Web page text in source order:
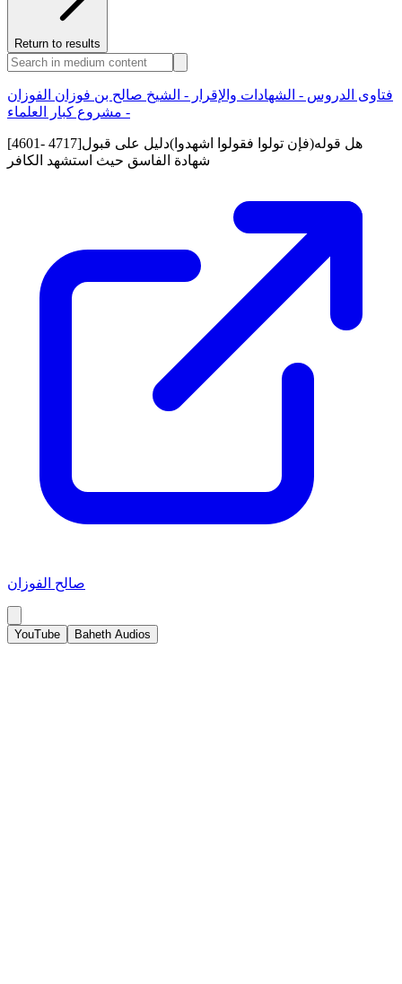
Return to results
فتاوى الدروس - الشهادات والإقرار - الشيخ صالح بن فوزان الفوزان
- مشروع كبار العلماء
[4601- 4717]هل قوله(فإن تولوا فقولوا اشهدوا)دليل على قبول
شهادة الفاسق حيث استشهد الكافر
صالح الفوزان
YouTube Baheth Audios